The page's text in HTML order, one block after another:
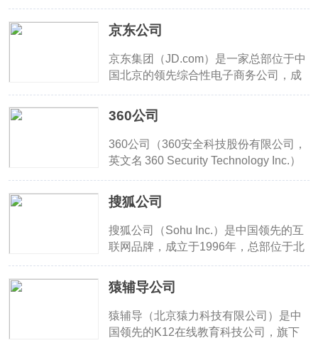
先地位。凭借其强大的技术能力与本地
化运营能力，美团正不断拓展其生态边
界，致力于成为“科技驱动生活服务”的
全球典范。
京东公司
京东集团（JD.com）是一家总部位于中
国北京的领先综合性电子商务公司，成
国最大的零售商之一，京东在电商、物
流、金融、云计算等多个领域拥有广泛
的业务布局。京东集团秉承“客户为先、
诚信、协作、感恩、拼搏、担当”的价值
得信赖的企业。
360公司
360公司（360安全科技股份有限公司，
英文名 360 Security Technology Inc.）
祎和齐向东创办，是中国领先的互联网
和移动安全产品与服务提供商。其主要
产品覆盖 PC端的“360安全卫士”、“360
杀毒”、移动端“360手机卫士”、浏览
积累用户，并进一步布局智能硬件（如
儿童手表、智能摄像头等）和企业安
全、AI办公工具等业务 ，致力于构建国
家、城市和家庭三级安全大脑，为个
搜狐公司
搜狐公司（Sohu Inc.）是中国领先的互
联网品牌，成立于1996年，总部位于北
京。作为国内最早一批互联网门户之
一，搜狐涵盖新闻、视频、搜索、社交
等多个领域。公司旗下拥有搜狐网、搜
狐新闻、搜狐视频、狐友、搜狐焦点等
多个子品牌，提供综合信息资讯与内容
猿辅导公司
猿辅导（北京猿力科技有限公司）是中
国领先的K12在线教育科技公司，旗下